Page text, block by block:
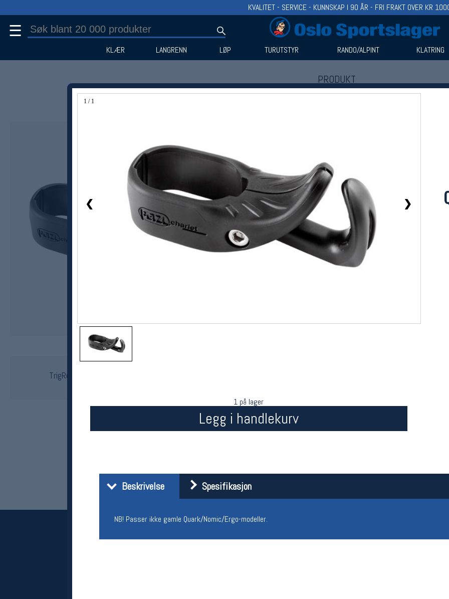
1 / 1
❮ ❯
1 på lager
Legg i handlekurv
Beskrivelse Spesifikasjon
NB! Passer ikke gamle Quark/Nomic/Ergo-modeller.
KVALITET - SERVICE - KUNNSKAP I 90 ÅR - FRI FRAKT OVER KR
☰
KLÆR LANGRENN LØP TURUTSTYR RANDO/ALPINT KLATRING
PRODUKT
Produkter (1)
Petzl Charlet
TrigRest til Quark/Ergo/Nomic ny modell